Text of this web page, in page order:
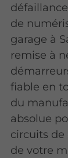
de
garage à
remise à
fiable en
du
absolue
circuits de
de votre